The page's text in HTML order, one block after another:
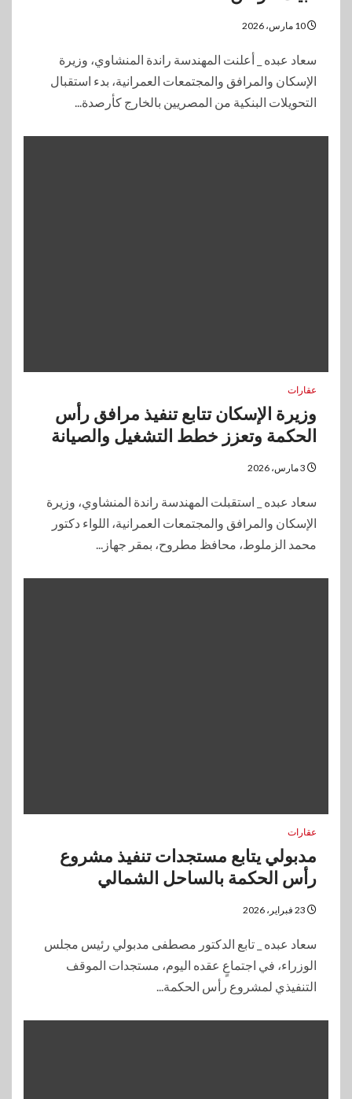
سعاد عبده _ أعلنت المهندسة راندة المنشاوي، وزيرة
الإسكان والمرافق والمجتمعات العمرانية، بدء استقبال
التحويلات البنكية من المصريين بالخارج كأرصدة...
عقارات
وزيرة الإسكان تتابع تنفيذ مرافق رأس
الحكمة وتعزز خطط التشغيل والصيانة
سعاد عبده _ استقبلت المهندسة راندة المنشاوي، وزيرة
الإسكان والمرافق والمجتمعات العمرانية، اللواء دكتور
محمد الزملوط، محافظ مطروح، بمقر جهاز...
عقارات
مدبولي يتابع مستجدات تنفيذ مشروع
رأس الحكمة بالساحل الشمالي
سعاد عبده _ تابع الدكتور مصطفى مدبولي رئيس مجلس
الوزراء، في اجتماعٍ عقده اليوم، مستجدات الموقف
التنفيذي لمشروع رأس الحكمة...